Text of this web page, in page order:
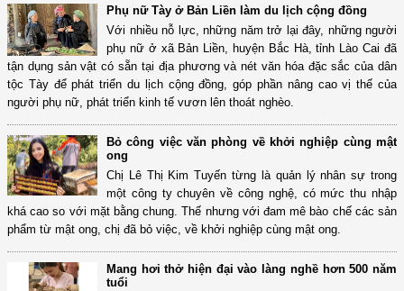
Phụ nữ Tày ở Bản Liền làm du lịch cộng đồng
Với nhiều nỗ lực, những năm trở lại đây, những người
phụ nữ ở xã Bản Liền, huyện Bắc Hà, tỉnh Lào Cai đã
tận dụng sản vật có sẵn tại địa phương và nét văn hóa đặc sắc của dân
tộc Tày để phát triển du lịch cộng đồng, góp phần nâng cao vị thế của
người phụ nữ, phát triển kinh tế vươn lên thoát nghèo.
Bỏ công việc văn phòng về khởi nghiệp cùng mật
ong
Chị Lê Thị Kim Tuyến từng là quản lý nhân sự trong
một công ty chuyên về công nghệ, có mức thu nhập
khá cao so với mặt bằng chung. Thế nhưng với đam mê bào chế các sản
phẩm từ mật ong, chị đã bỏ việc, về khởi nghiệp cùng mật ong.
Mang hơi thở hiện đại vào làng nghề hơn 500 năm
tuổi